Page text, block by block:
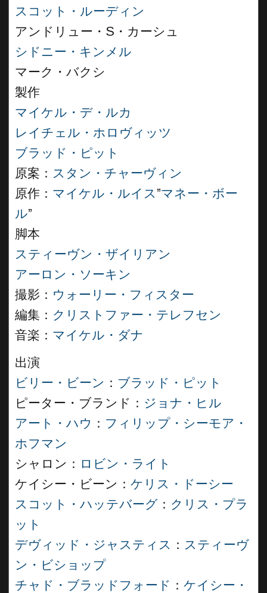
スコット・ルーディン
アンドリュー・S・カーシュ
シドニー・キンメル
マーク・バクシ
製作
マイケル・デ・ルカ
レイチェル・ホロヴィッツ
ブラッド・ピット
原案： スタン・チャーヴィン
原作： マイケル・ルイス”マネー・ボー
ル”
脚本
スティーヴン・ザイリアン
アーロン・ソーキン
撮影： ウォーリー・フィスター
編集： クリストファー・テレフセン
音楽： マイケル・ダナ
出演
ビリー・ビーン ： ブラッド・ピット
ピーター・ブランド： ジョナ・ヒル
アート・ハウ ： フィリップ・シーモア・
ホフマン
シャロン： ロビン・ライト
ケイシー・ビーン： ケリス・ドーシー
スコット・ハッテバーグ ： クリス・プラ
ット
デヴィッド・ジャスティス ： スティーヴ
ン・ビショップ
チャド・ブラッドフォード ： ケイシー・